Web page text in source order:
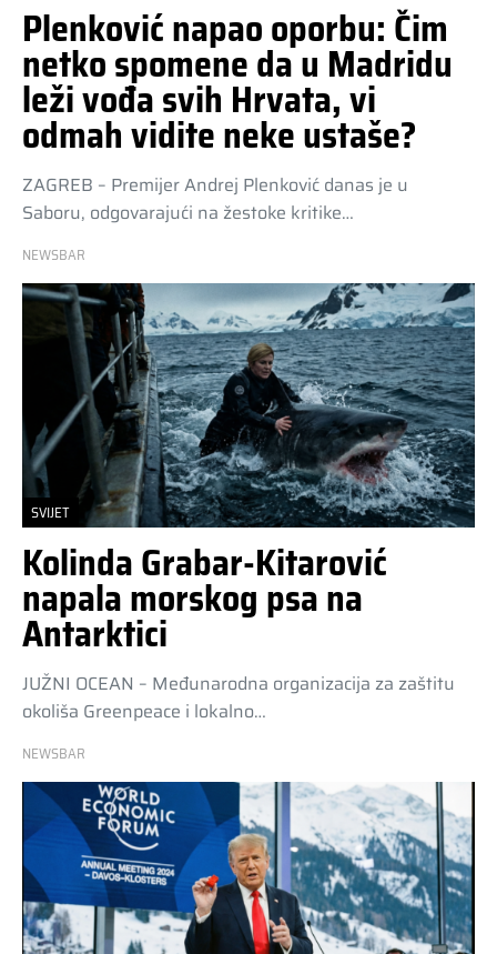
Plenković napao oporbu: Čim
netko spomene da u Madridu
leži vođa svih Hrvata, vi
odmah vidite neke ustaše?
ZAGREB – Premijer Andrej Plenković danas je u
Saboru, odgovarajući na žestoke kritike…
NEWSBAR
SVIJET
Kolinda Grabar-Kitarović
napala morskog psa na
Antarktici
JUŽNI OCEAN – Međunarodna organizacija za zaštitu
okoliša Greenpeace i lokalno…
NEWSBAR